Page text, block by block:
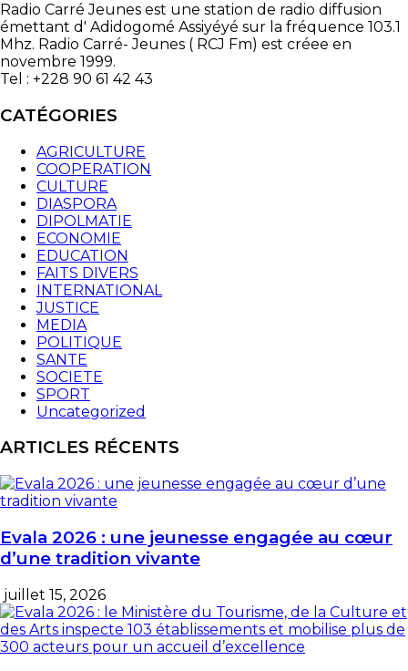
Radio Carré Jeunes est une station de radio diffusion
émettant d' Adidogomé Assiyéyé sur la fréquence 103.1
Mhz. Radio Carré- Jeunes ( RCJ Fm) est créee en
novembre 1999.
Tel : +228 90 61 42 43
CATÉGORIES
AGRICULTURE
COOPERATION
CULTURE
DIASPORA
DIPOLMATIE
ECONOMIE
EDUCATION
FAITS DIVERS
INTERNATIONAL
JUSTICE
MEDIA
POLITIQUE
SANTE
SOCIETE
SPORT
Uncategorized
ARTICLES RÉCENTS
Evala 2026 : une jeunesse engagée au cœur
d’une tradition vivante
juillet 15, 2026